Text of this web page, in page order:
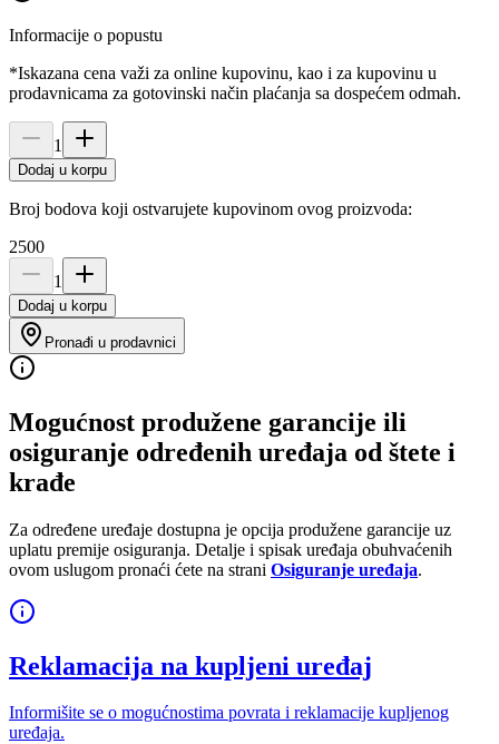
Informacije o popustu
*Iskazana cena važi za online kupovinu, kao i za kupovinu u
prodavnicama za gotovinski način plaćanja sa dospećem odmah.
1
Dodaj u korpu
Broj bodova koji ostvarujete kupovinom ovog proizvoda:
2500
1
Dodaj u korpu
Pronađi u prodavnici
Mogućnost produžene garancije ili
osiguranje određenih uređaja od štete i
krađe
Za određene uređaje dostupna je opcija produžene garancije uz
uplatu premije osiguranja. Detalje i spisak uređaja obuhvaćenih
ovom uslugom pronaći ćete na strani Osiguranje uređaja.
Reklamacija na kupljeni uređaj
Informišite se o mogućnostima povrata i reklamacije kupljenog
uređaja.